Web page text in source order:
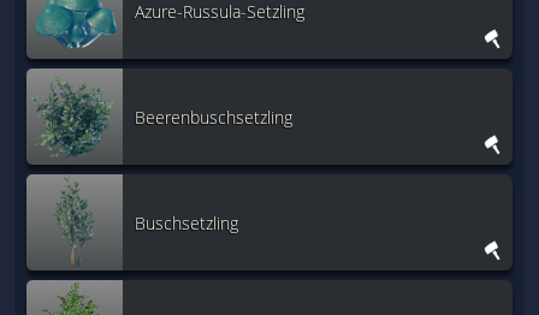
Azure-Russula-Setzling
Beerenbuschsetzling
Buschsetzling